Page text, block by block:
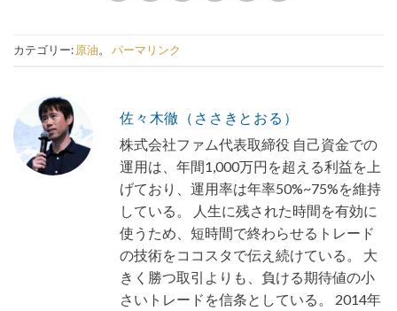
カテゴリー: 原油。 パーマリンク
佐々木徹（ささきとおる）
株式会社ファム代表取締役 自己資金での
運用は、年間1,000万円を超える利益を上
げており、運用率は年率50%~75%を維持
している。 人生に残された時間を有効に
使うため、短時間で終わらせるトレード
の技術をココスタで伝え続けている。 大
きく勝つ取引よりも、負ける期待値の小
さいトレードを信条としている。 2014年